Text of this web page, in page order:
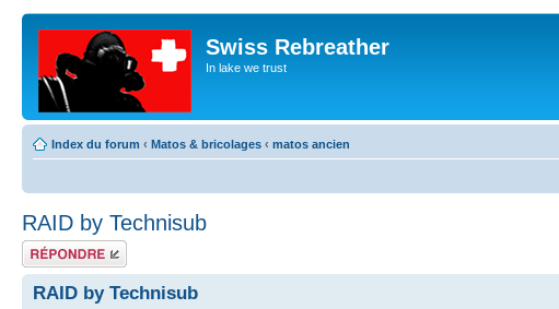
Swiss Rebreather
In lake we trust
Index du forum ‹ Matos & bricolages ‹ matos ancien
RAID by Technisub
Répondre
RAID by Technisub